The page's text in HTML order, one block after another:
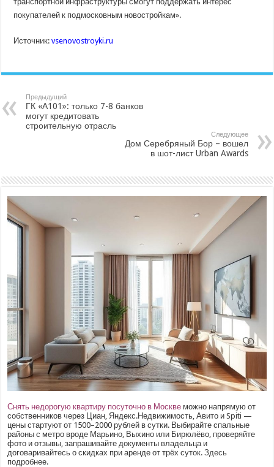
покупателей к подмосковным новостройкам».
Источник:vsenovostroyki.ru
Предыдущий
ГК «А101»: только 7-8 банков
могут кредитовать
строительную отрасль
Следующее
Дом Серебряный Бор – вошел
в шот-лист Urban Awards
Снять недорогую квартиру посуточно в Москве можно напрямую от
собственников через Циан, Яндекс.Недвижимость, Авито и Spiti —
цены стартуют от 1500–2000 рублей в сутки. Выбирайте спальные
районы с метро вроде Марьино, Выхино или Бирюлёво, проверяйте
фото и отзывы, запрашивайте документы владельца и
договаривайтесь о скидках при аренде от трёх суток.Здесь
подробнее.